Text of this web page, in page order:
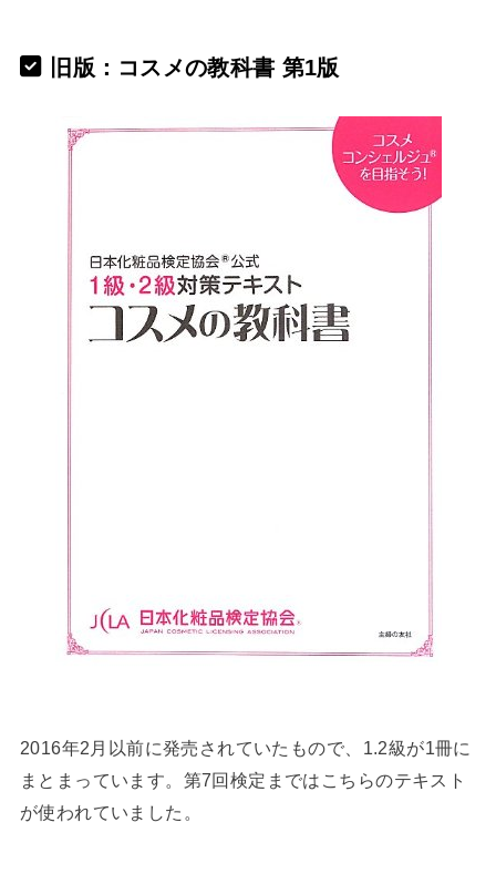
旧版：コスメの教科書 第1版
2016年2月以前に発売されていたもので、1.2級が1冊に
まとまっています。第7回検定まではこちらのテキスト
が使われていました。